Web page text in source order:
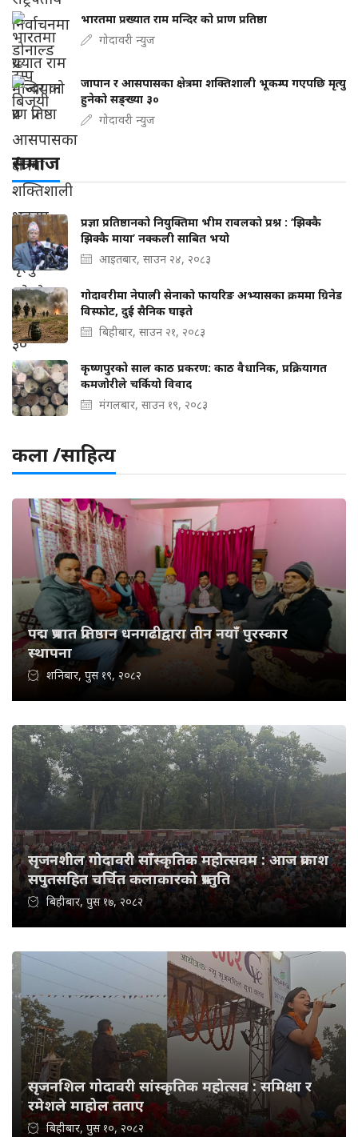
भारतमा प्रख्यात राम मन्दिर को प्राण प्रतिष्ठा
गोदावरी न्युज
जापान र आसपासका क्षेत्रमा शक्तिशाली भूकम्प गएपछि मृत्यु
हुनेको सङ्ख्या ३०
गोदावरी न्युज
समाज
प्रज्ञा प्रतिष्ठानको नियुक्तिमा भीम रावलको प्रश्न : ‘झिक्कै
झिक्कै माया’ नक्कली साबित भयो
आइतबार, साउन २४, २०८३
गोदावरीमा नेपाली सेनाको फायरिङ अभ्यासका क्रममा ग्रिनेड
विस्फोट, दुई सैनिक घाइते
बिहीबार, साउन २१, २०८३
कृष्णपुरको साल काठ प्रकरण: काठ वैधानिक, प्रक्रियागत
कमजोरीले चर्कियो विवाद
मंगलबार, साउन १९, २०८३
कला /साहित्य
पद्म प्रभात प्रतिष्ठान धनगढीद्वारा तीन नयाँ पुरस्कार
स्थापना
शनिबार, पुस १९, २०८२
सृजनशील गोदावरी साँस्कृतिक महोत्सवम : आज प्रकाश
सपुतसहित चर्चित कलाकारको प्रस्तुति
बिहीबार, पुस १७, २०८२
सृजनशिल गोदावरी सांस्कृतिक महोत्सव : समिक्षा र
रमेशले माहोल तताए
बिहीबार, पुस १०, २०८२